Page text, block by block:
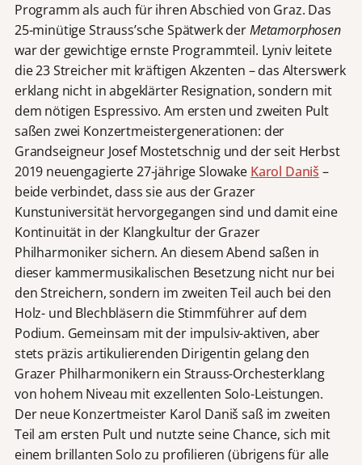
Programm als auch für ihren Abschied von Graz. Das
25-minütige Strauss’sche Spätwerk derMetamorphosen
war der gewichtige ernste Programmteil. Lyniv leitete
die 23 Streicher mit kräftigen Akzenten – das Alterswerk
erklang nicht in abgeklärter Resignation, sondern mit
dem nötigen Espressivo. Am ersten und zweiten Pult
saßen zwei Konzertmeistergenerationen: der
Grandseigneur Josef Mostetschnig und der seit Herbst
2019 neuengagierte 27-jährige Slowake Karol Daniš –
beide verbindet, dass sie aus der Grazer
Kunstuniversität hervorgegangen sind und damit eine
Kontinuität in der Klangkultur der Grazer
Philharmoniker sichern. An diesem Abend saßen in
dieser kammermusikalischen Besetzung nicht nur bei
den Streichern, sondern im zweiten Teil auch bei den
Holz- und Blechbläsern die Stimmführer auf dem
Podium. Gemeinsam mit der impulsiv-aktiven, aber
stets präzis artikulierenden Dirigentin gelang den
Grazer Philharmonikern ein Strauss-Orchesterklang
von hohem Niveau mit exzellenten Solo-Leistungen.
Der neue Konzertmeister Karol Daniš saß im zweiten
Teil am ersten Pult und nutzte seine Chance, sich mit
einem brillanten Solo zu profilieren (übrigens für alle